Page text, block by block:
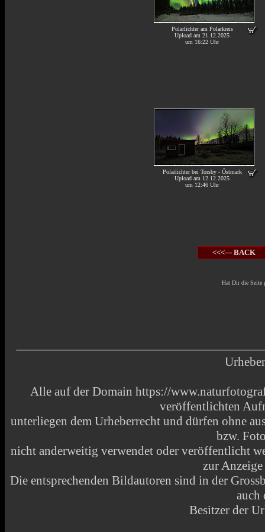
Polarlichter am Polarkreis
Upload am 21.12.2025
um 16:22 Uhr
Polarlichter bei Torsby - Östmark
Upload am 12.12.2025
um 12:46 Uhr
<<<--- BACK
Hat Dir die Seite
Alle auf der Domain https://
veröffentlichten
unterliegen dem Urheberrecht und dürfen ohne
bzw.
nicht anderweitig verwendet oder veröffentlicht
zur
Die entsprechenden Bildautoren sind in der
auch
Besitzer der